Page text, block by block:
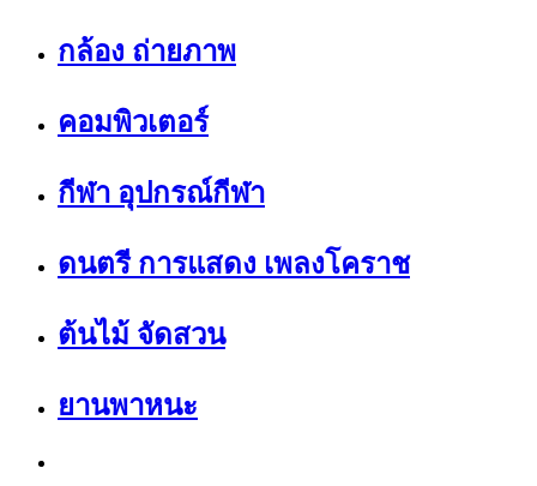
กล้อง ถ่ายภาพ
คอมพิวเตอร์
กีฬา อุปกรณ์กีฬา
ดนตรี การแสดง เพลงโคราช
ต้นไม้ จัดสวน
ยานพาหนะ